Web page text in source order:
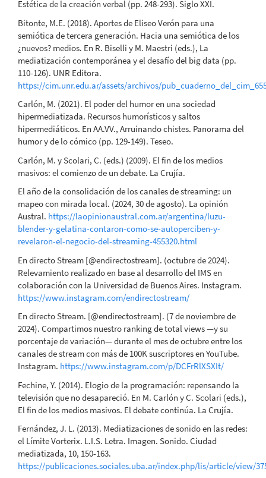
Estética de la creación verbal (pp. 248-293). Siglo XXI.
Bitonte, M.E. (2018). Aportes de Eliseo Verón para una
semiótica de tercera generación. Hacia una semiótica de los
¿nuevos? medios. En R. Biselli y M. Maestri (eds.), La
mediatización contemporánea y el desafío del big data (pp.
110-126). UNR Editora.
https://cim.unr.edu.ar/assets/archivos/
Carlón, M. (2021). El poder del humor en una sociedad
hipermediatizada. Recursos humorísticos y saltos
hipermediáticos. En AA.VV., Arruinando chistes. Panorama del
humor y de lo cómico (pp. 129-149). Teseo.
Carlón, M. y Scolari, C. (eds.) (2009). El fin de los medios
masivos: el comienzo de un debate. La Crujía.
El año de la consolidación de los canales de streaming: un
mapeo con mirada local. (2024, 30 de agosto). La opinión
Austral. https://laopinionaustral.com.ar/argentina/luzu-
blender-y-gelatina-contaron-como-se-autoperciben-y-
revelaron-el-negocio-del-streaming-455320.html
En directo Stream [@endirectostream]. (octubre de 2024).
Relevamiento realizado en base al desarrollo del IMS en
colaboración con la Universidad de Buenos Aires. Instagram.
https://www.instagram.com/endirectostream/
En directo Stream. [@endirectostream]. (7 de noviembre de
2024). Compartimos nuestro ranking de total views —y su
porcentaje de variación— durante el mes de octubre entre los
canales de stream con más de 100K suscriptores en YouTube.
Instagram. https://www.instagram.com/p/DCFrRlXSXIt/
Fechine, Y. (2014). Elogio de la programación: repensando la
televisión que no desapareció. En M. Carlón y C. Scolari (eds.),
El fin de los medios masivos. El debate continúa. La Crujía.
Fernández, J. L. (2013). Mediatizaciones de sonido en las redes:
el Límite Vorterix. L.I.S. Letra. Imagen. Sonido. Ciudad
mediatizada, 10, 150-163.
https://publicaciones.sociales.uba.ar/index.php/lis/article/view/